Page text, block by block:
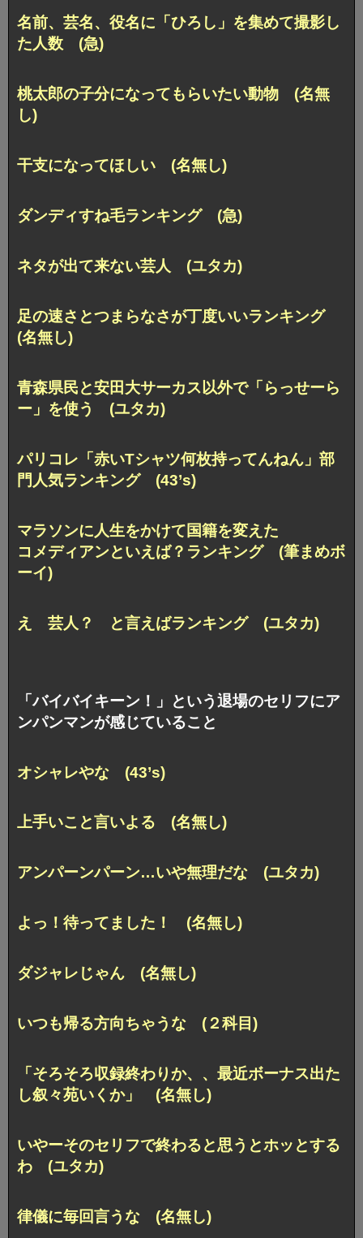
名前、芸名、役名に「ひろし」を集めて撮影し
た人数 (急)
桃太郎の子分になってもらいたい動物 (名無
し)
干支になってほしい (名無し)
ダンディすね毛ランキング (急)
ネタが出て来ない芸人 (ユタカ)
足の速さとつまらなさが丁度いいランキング
(名無し)
青森県民と安田大サーカス以外で「らっせーら
ー」を使う (ユタカ)
パリコレ「赤いTシャツ何枚持ってんねん」部
門人気ランキング (43’s)
マラソンに人生をかけて国籍を変えた
コメディアンといえば？ランキング (筆まめボ
ーイ)
え 芸人？ と言えばランキング (ユタカ)
「バイバイキーン！」という退場のセリフにア
ンパンマンが感じていること
オシャレやな (43’s)
上手いこと言いよる (名無し)
アンパーンパーン…いや無理だな (ユタカ)
よっ！待ってました！ (名無し)
ダジャレじゃん (名無し)
いつも帰る方向ちゃうな (２科目)
「そろそろ収録終わりか、、最近ボーナス出た
し叙々苑いくか」 (名無し)
いやーそのセリフで終わると思うとホッとする
わ (ユタカ)
律儀に毎回言うな (名無し)